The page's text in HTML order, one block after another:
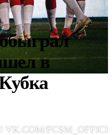
в
VK.COM/